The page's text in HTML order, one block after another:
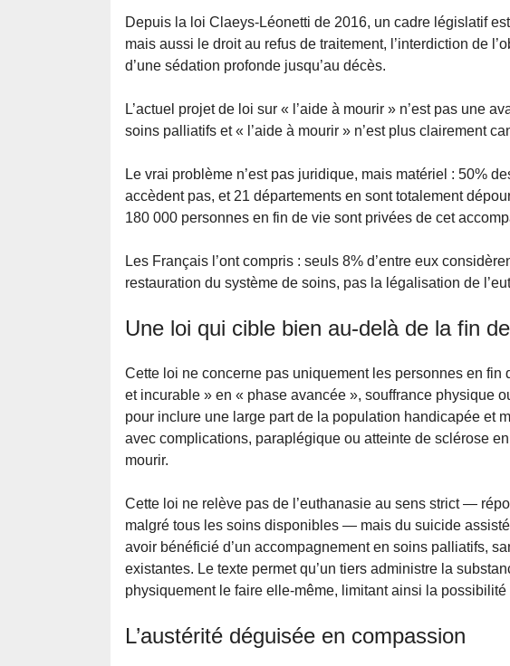
Depuis la loi Claeys-Léonetti de 2016, un cadre législatif
mais aussi le droit au refus de traitement, l’interdiction de
d’une sédation profonde jusqu’au décès.
L’actuel projet de loi sur « l’aide à mourir » n’est pas une
soins palliatifs et « l’aide à mourir » n’est plus clairement
Le vrai problème n’est pas juridique, mais matériel : 50%
accèdent pas, et 21 départements en sont totalement
180 000 personnes en fin de vie sont privées de cet
Les Français l’ont compris : seuls 8% d’entre eux
restauration du système de soins, pas la légalisation de
Une loi qui cible bien au-delà de la fin
Cette loi ne concerne pas uniquement les personnes en fin
et incurable » en « phase avancée », souffrance physique
pour inclure une large part de la population handicapée et
avec complications, paraplégique ou atteinte de sclérose
mourir.
Cette loi ne relève pas de l’euthanasie au sens strict —
malgré tous les soins disponibles — mais du suicide
avoir bénéficié d’un accompagnement en soins palliatifs,
existantes. Le texte permet qu’un tiers administre la
physiquement le faire elle-même, limitant ainsi la
L’austérité déguisée en compassion